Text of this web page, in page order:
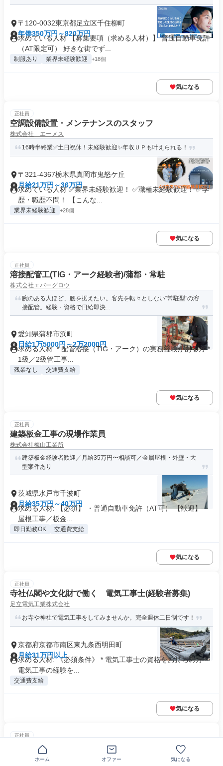
〒120-0032東京都足立区千住柳町
年俸350万円～820万円
求めている人材 【募集要項（求める人材）】 普通自動車免許
（AT限定可） 好きな街でず...
制服あり 業界未経験歓迎 +18個
気になる
正社員
空調設備設置・メンテナンスのスタッフ
株式会社 エーメス
16時半終業✅土日祝休！未経験歓迎✨年収ＵＰも叶えられる！
〒321-4367栃木県真岡市鬼怒ケ丘
月給21万円～36万円
求めている人材 ✅業界未経験歓迎！ ✅職種未経験歓迎！ ✅学
歴・職歴不問！ 【こんな...
業界未経験歓迎 +28個
気になる
正社員
溶接配管工(TIG・アーク経験者)/蒲郡・常駐
株式会社エバーグロウ
腕のある人ほど、腰を据えたい。客先を転々としない“常駐型”の溶
接配管。経験・資格で日給即決...
愛知県蒲郡市浜町
日給1万5000円～2万2000円
求める人材: * 配管溶接（TIG・アーク）の実務経験がある方 *
1級／2級管工事...
残業なし 交通費支給
気になる
正社員
建築板金工事の現場作業員
株式会社梅山工業所
建築板金経験者歓迎／月給35万円〜相談可／金属屋根・外壁・大
型案件あり
茨城県水戸市千波町
月給35万円～40万円
求める人材: 【必須】 ・普通自動車免許（AT可） 【歓迎】 ・
屋根工事／板金...
即日勤務OK 交通費支給
気になる
正社員
寺社仏閣や文化財で働く 電気工事士(経験者募集)
足立電気工業株式会社
お寺や神社で電気工事をしてみませんか。完全週休二日制です！
京都府京都市南区東九条西明田町
月給31万円以上
求める人材: 《必須条件》 * 電気工事士の資格をお持ちの方 *
電気工事の経験を...
交通費支給
気になる
正社員
エレベーターのメンテナンススタッフ
新東施設株式会社
ホーム オファー 気になる